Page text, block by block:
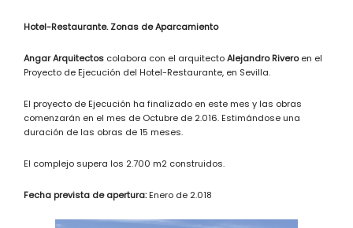
Hotel-Restaurante. Zonas de Aparcamiento
Angar Arquitectos colabora con el arquitectoAlejandro Riveroen el
Proyecto de Ejecución del Hotel-Restaurante, en Sevilla.
El proyecto de Ejecución ha finalizado en este mes y las obras
comenzarán en el mes de Octubre de 2.016. Estimándose una
duración de las obras de 15 meses.
El complejo supera los 2.700 m2 construidos.
Fecha prevista de apertura:Enero de 2.018